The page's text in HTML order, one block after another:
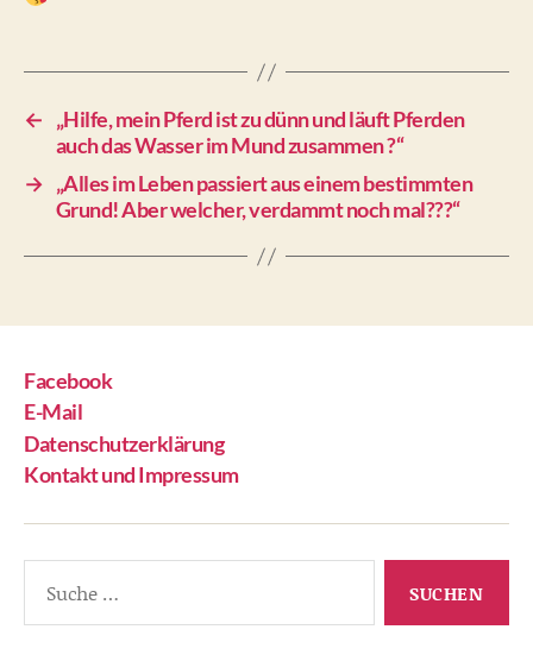
← „Hilfe, mein Pferd ist zu dünn und läuft Pferden
auch das Wasser im Mund zusammen ?“
→ „Alles im Leben passiert aus einem bestimmten
Grund! Aber welcher, verdammt noch mal???“
Facebook
E-Mail
Datenschutzerklärung
Kontakt und Impressum
nach: